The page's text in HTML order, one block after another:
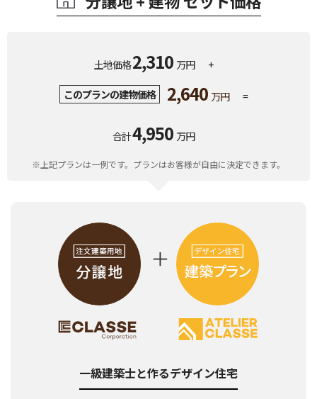
土地価格2,310 万円 +
このプランの建物価格 2,640 万円 =
合計4,950 万円
※上記プランは一例です。プランはお客様が自由に決定できます。
一級建築士と作るデザイン住宅